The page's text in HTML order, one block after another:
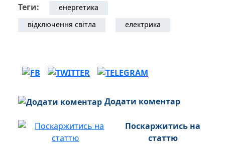
Теги:
енергетика
відключення світла
електрика
Додати коментар
Поскаржитись на
статтю